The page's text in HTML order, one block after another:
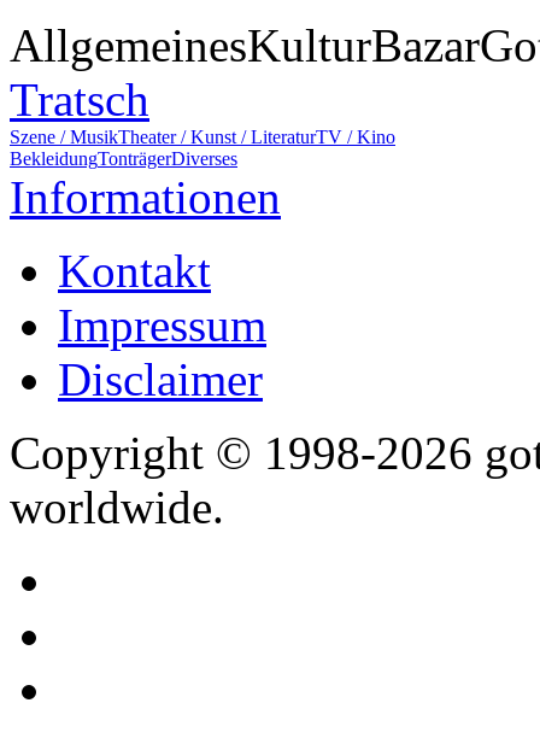
AllgemeinesKulturBazar
Tratsch
Szene / MusikTheater / Kunst / LiteraturTV / Kino
BekleidungTonträgerDiverses
Informationen
Kontakt
Impressum
Disclaimer
Copyright © 1998-2026
worldwide.